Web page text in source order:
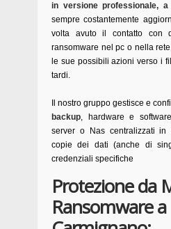
in versione professionale, a
sempre costantemente
volta avuto il contatto con
ransomware nel pc o nella
le sue possibili azioni verso i
tardi.
Il nostro gruppo gestisce e
backup, hardware e
server o Nas centralizzati in
copie dei dati (anche di
credenziali specifiche
Protezione da
Ransomware a